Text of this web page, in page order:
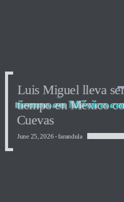
Luis Miguel lleva
tiempo en México
Cuevas
Luis Miguel lleva
tiempo en México
Cuevas
Luis Miguel lleva
tiempo en México
Cuevas
June 25, 2026 -farandula